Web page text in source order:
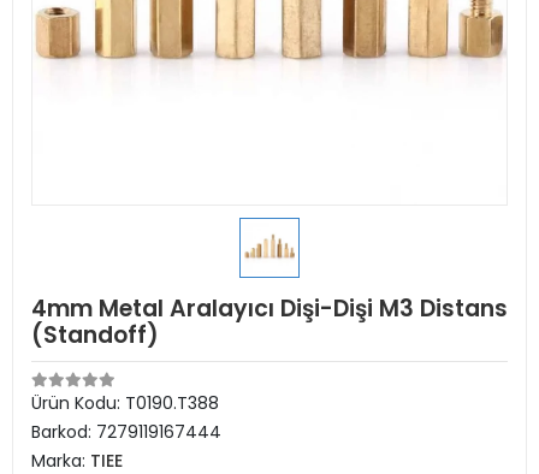
4mm Metal Aralayıcı Dişi-Dişi M3 Distans
(Standoff)
Ürün Kodu: T0190.T388
Barkod: 7279119167444
Marka: TIEE